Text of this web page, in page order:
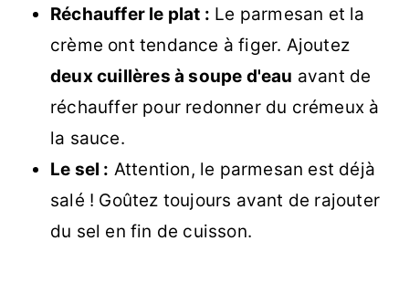
Réchauffer le plat : Le parmesan et la
crème ont tendance à figer. Ajoutez
deux cuillères à soupe d'eau avant de
réchauffer pour redonner du crémeux à
la sauce.
Le sel : Attention, le parmesan est déjà
salé ! Goûtez toujours avant de rajouter
du sel en fin de cuisson.